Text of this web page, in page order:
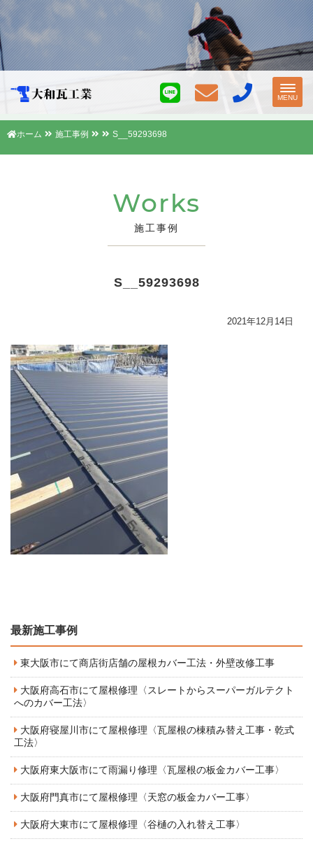
MENU
ホーム 施工事例 S__59293698
Works
施工事例
S__59293698
2021年12月14日
最新施工事例
東大阪市にて商店街店舗の屋根カバー工法・外壁改修工事
大阪府高石市にて屋根修理〈スレートからスーパーガルテクト
へのカバー工法〉
大阪府寝屋川市にて屋根修理〈瓦屋根の棟積み替え工事・乾式
工法〉
大阪府東大阪市にて雨漏り修理〈瓦屋根の板金カバー工事〉
大阪府門真市にて屋根修理〈天窓の板金カバー工事〉
大阪府大東市にて屋根修理〈谷樋の入れ替え工事〉